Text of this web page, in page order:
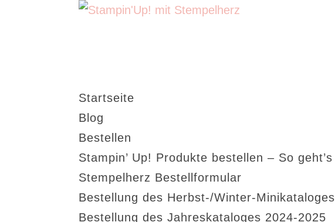
Startseite
Blog
Bestellen
Stampin’ Up! Produkte bestellen – So geht’s
Stempelherz Bestellformular
Bestellung des Herbst-/Winter-Minikataloges
Bestellung des Jahreskataloges 2024-2025